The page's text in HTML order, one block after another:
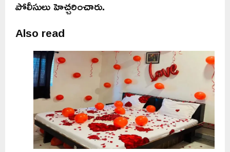
పోలీసులు హెచ్చరించారు.
Also read